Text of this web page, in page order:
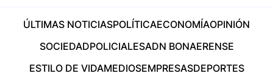
ÚLTIMAS NOTICIASPOLÍTICAECONOMÍAOPINIÓN
SOCIEDADPOLICIALESADN BONAERENSE
ESTILO DE VIDAMEDIOSEMPRESASDEPORTES